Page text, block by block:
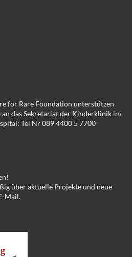
for Rare Foundation unterstützen
das Sekretariat der Kinderklinik im
Tel Nr 089 4400 5 7700
über aktuelle Projekte und neue
Mail.